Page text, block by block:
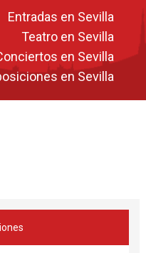
Entradas en Sevilla
Teatro en Sevilla
en Sevilla
en Sevilla